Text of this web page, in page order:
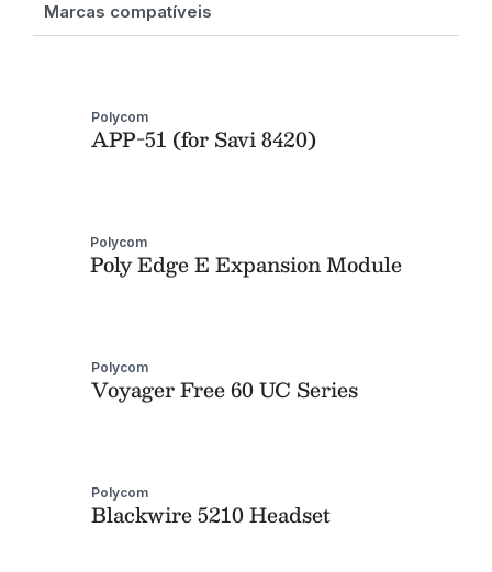
Marcas compatíveis
Polycom
APP-51 (for Savi 8420)
Polycom
Poly Edge E Expansion Module
Polycom
Voyager Free 60 UC Series
Polycom
Blackwire 5210 Headset